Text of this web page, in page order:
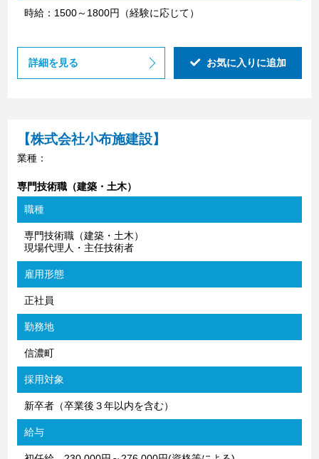
時給：1500～1800円（経験に応じて）
詳細を見る お気に入りに追加
【株式会社小布施建設】
業種：
専門技術職（建築・土木）
職種
専門技術職（建築・土木）
現場代理人・主任技術者
雇用形態
正社員
勤務地
信濃町
採用対象
新卒者（卒業後３年以内を含む）
給与